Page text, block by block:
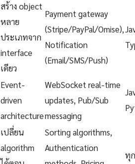
สร้าง object
หลาย
ประเภทจาก
interface
เดียว
Payment gateway
(Stripe/PayPal/Omise),
Notification
(Email/SMS/Push)
Event-
driven
architecture
WebSocket real-time
updates, Pub/Sub
messaging
เปลี่ยน
algorithm
Sorting algorithms,
Authentication
ทุ